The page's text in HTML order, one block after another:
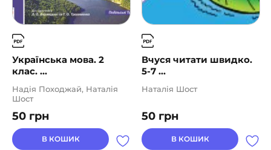
Українська мова. 2
клас. ...
50 грн
Надія Походжай, Наталія
Шост
В КОШИК
Вчуся читати швидко.
5-7 ...
50 грн
Наталія Шост
В КОШИК